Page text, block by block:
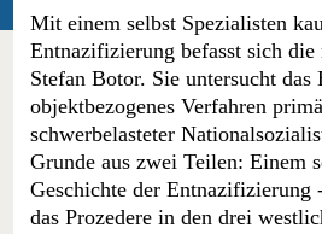
Mit einem selbst Spezialisten
Entnazifizierung befasst sich
Stefan Botor. Sie untersucht
objektbezogenes Verfahren
schwerbelasteter
Grunde aus zwei Teilen: Einem
Geschichte der
das Prozedere in den drei